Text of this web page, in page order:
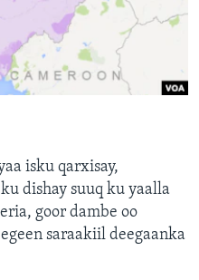
isku qarxisay,
dishay suuq ku yaalla
goor dambe oo
saraakiil deegaanka